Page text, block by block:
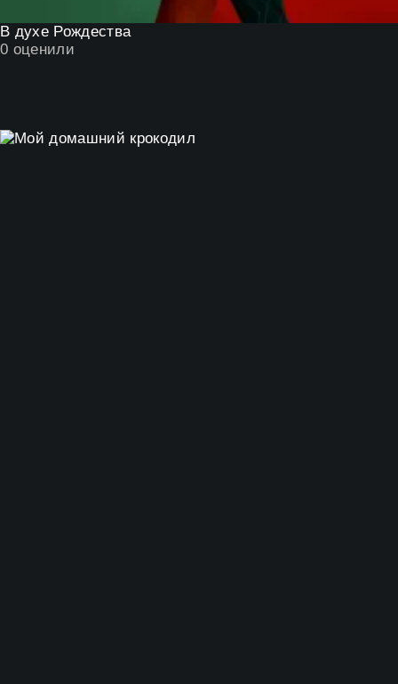
В духе Рождества
0 оценили